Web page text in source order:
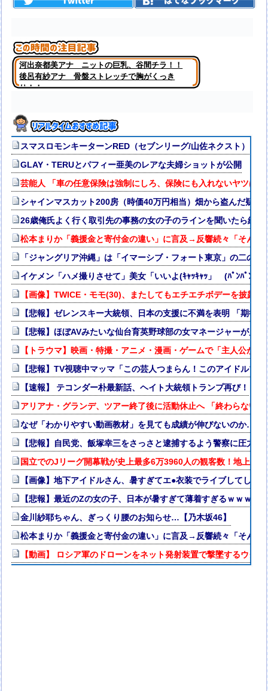
河出奈都美アナ ニットの巨乳、谷間チラ！！
後呂有紗アナ 骨盤ストレッチで胸がくっき
り！！
スマスロモンキーターンRED（セブンリーグ/山佐ネクスト）
GLAY・TERUとパフィー亜美のレアな夫婦ショットが公開
芸能人 「車の任意保険は強制にしろ、保険にも入れないヤツは
シャインマスカット200房（時価40万円相当）畑から盗んだ疑
26歳俺氏よく行く取引先の事務の女の子のラインを聞いたら結果
松本まりか「義援金と寄付金の違い」に言及→反響続々「そんな
「ジャングリア沖縄」は「イマーシブ・フォート東京」の二
イケメン「ハメ撮りさせて」美女「いいよ(ｷｬｯｷｬｯ」 (ﾊﾟﾝﾊﾟﾝ
【画像】TWICE・モモ(30)、またしてもエチエチボデーを披露
【悲報】ゼレンスキー大統領、日本の支援に不満を表明 「期待
【悲報】ほぼAVみたいな仙台育英野球部の女マネージャーが見
【トラウマ】映画・特撮・アニメ・漫画・ゲームで「主人公が
【悲報】TV視聴中マッマ「この芸人つまらん！このアイドルブ
【速報】 テコンダー朴最新話、ヘイト大統領トランプ再び！
アリアナ・グランデ、ツアー終了後に活動休止へ 「終わらない
なぜ「わかりやすい動画教材」を見ても成績が伸びないのか…
【悲報】自民党、飯塚幸三をさっさと逮捕するよう警察に圧力か
国立でのJリーグ開幕戦が史上最多6万3960人の観客数！地上波
【画像】地下アイドルさん、暑すぎてエ●衣装でライブしてしま
【悲報】最近のZの女の子、日本が暑すぎて薄着すぎるｗｗｗｗ
金川紗耶ちゃん、ぎっくり腰のお知らせ…【乃木坂46】
松本まりか「義援金と寄付金の違い」に言及→反響続々「そんな
【動画】 ロシア軍のドローンをネット発射装置で撃墜するウク